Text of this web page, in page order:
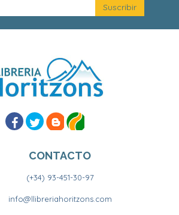
CONTACTO
(+34) 93-451-30-97
info@llibreriahoritzons.com